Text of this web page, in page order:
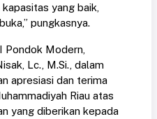
yang baik,
pungkasnya.
Pondok Modern,
Lc., M.Si., dalam
apresiasi dan terima
Riau atas
yang diberikan kepada